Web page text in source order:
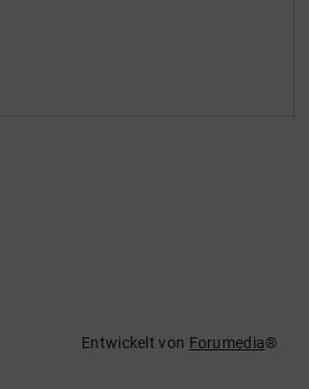
Entwickelt von Forumedia®